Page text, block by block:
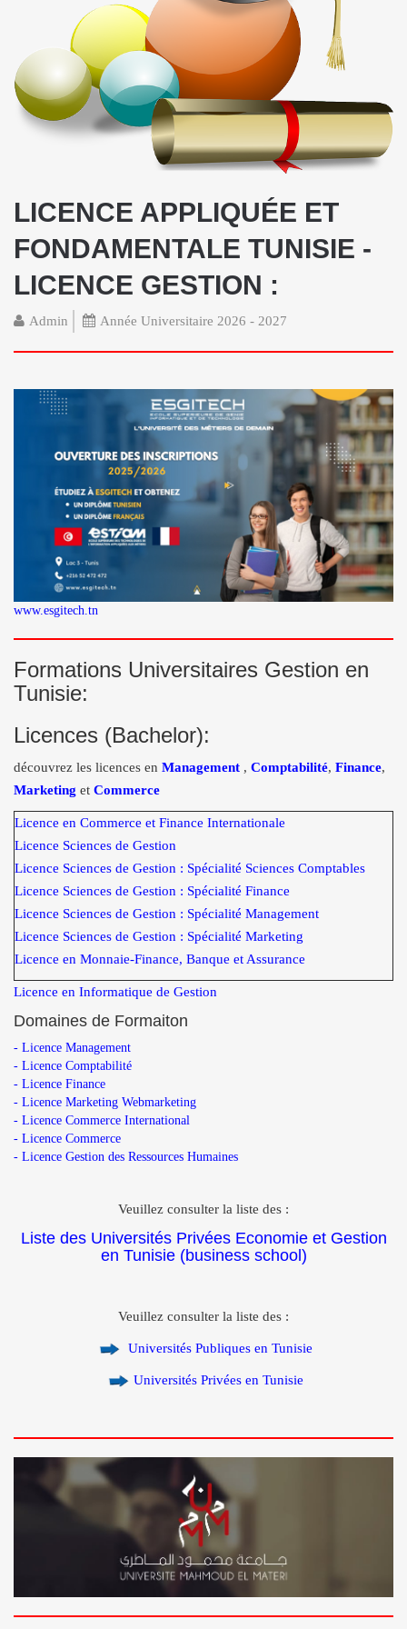
LICENCE APPLIQUÉE ET
FONDAMENTALE TUNISIE -
LICENCE GESTION :
Admin Année Universitaire 2026 - 2027
www.esgitech.tn
Formations Universitaires Gestion en
Tunisie:
Licences (Bachelor):
découvrez les licences en Management , Comptabilité, Finance,
Marketing et Commerce
Licence en Commerce et Finance Internationale
Licence Sciences de Gestion
Licence Sciences de Gestion : Spécialité Sciences Comptables
Licence Sciences de Gestion : Spécialité Finance
Licence Sciences de Gestion : Spécialité Management
Licence Sciences de Gestion : Spécialité Marketing
Licence en Monnaie-Finance, Banque et Assurance
Licence en Informatique de Gestion
Domaines de Formaiton
- Licence Management
- Licence Comptabilité
- Licence Finance
- Licence Marketing Webmarketing
- Licence Commerce International
- Licence Commerce
- Licence Gestion des Ressources Humaines
Veuillez consulter la liste des :
Liste des Universités Privées Economie et Gestion
en Tunisie (business school)
Veuillez consulter la liste des :
Universités Publiques en Tunisie
Universités Privées en Tunisie